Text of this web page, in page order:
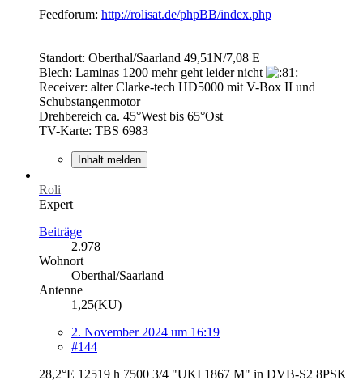
Feedforum: http://rolisat.de/phpBB/index.php
Standort: Oberthal/Saarland 49,51N/7,08 E
Blech: Laminas 1200 mehr geht leider nicht
Receiver: alter Clarke-tech HD5000 mit V-Box II und
Schubstangenmotor
Drehbereich ca. 45°West bis 65°Ost
TV-Karte: TBS 6983
Inhalt melden
Roli
Expert
Beiträge
2.978
Wohnort
Oberthal/Saarland
Antenne
1,25(KU)
2. November 2024 um 16:19
#144
28,2°E 12519 h 7500 3/4 "UKI 1867 M" in DVB-S2 8PSK